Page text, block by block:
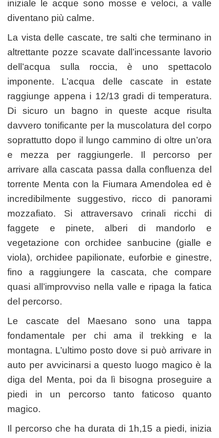
iniziale le acque sono mosse e veloci, a valle
diventano più calme.
La vista delle cascate, tre salti che terminano in
altrettante pozze scavate dall’incessante lavorio
dell’acqua sulla roccia, è uno spettacolo
imponente. L’acqua delle cascate in estate
raggiunge appena i 12/13 gradi di temperatura.
Di sicuro un bagno in queste acque risulta
davvero tonificante per la muscolatura del corpo
soprattutto dopo il lungo cammino di oltre un’ora
e mezza per raggiungerle. Il percorso per
arrivare alla cascata passa dalla confluenza del
torrente Menta con la Fiumara Amendolea ed è
incredibilmente suggestivo, ricco di panorami
mozzafiato. Si attraversavo crinali ricchi di
faggete e pinete, alberi di mandorlo e
vegetazione con orchidee sanbucine (gialle e
viola), orchidee papilionate, euforbie e ginestre,
fino a raggiungere la cascata, che compare
quasi all’improvviso nella valle e ripaga la fatica
del percorso.
Le cascate del Maesano sono una tappa
fondamentale per chi ama il trekking e la
montagna. L’ultimo posto dove si può arrivare in
auto per avvicinarsi a questo luogo magico è la
diga del Menta, poi da lì bisogna proseguire a
piedi in un percorso tanto faticoso quanto
magico.
Il percorso che ha durata di 1h,15 a piedi, inizia